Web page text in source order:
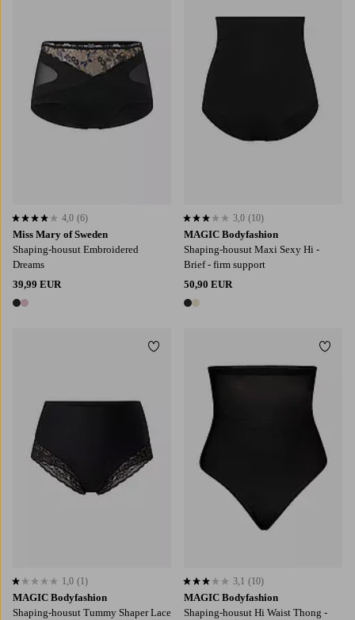
Miss Mary of Sweden
Shaping-housut Embroidered
Dreams
39,99 EUR
2 värejä
4,0 perustuen 6 arvosanaan
4,0 (6)
MAGIC Bodyfashion
Shaping-housut Maxi Sexy Hi -
Brief - firm support
50,90 EUR
2 värejä
3,0 perustuen 10 arvosanaan
3,0 (10)
MAGIC Bodyfashion
Shaping-housut Tummy Shaper Lace
1,0 perustuen 1 arvosanaan
1,0 (1)
Lisää suosikkeihin
MAGIC Bodyfashion
Shaping-housut Hi Waist Thong -
3,1 perustuen 10 arvosanaan
3,1 (10)
XL